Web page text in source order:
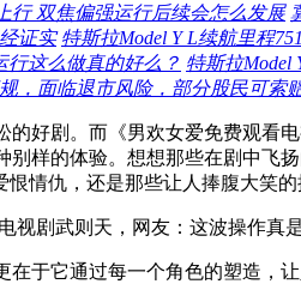
行 双焦偏强运行后续会怎么发展
证实 特斯拉Model Y L续航里程
行这么做真的好么？ 特斯拉Model
，面临退市风险，部分股民可索
好剧。而《男欢女爱免费观看
样的体验。想想那些在剧中飞
情仇，还是那些让人捧腹大笑
于它通过每一个角色的塑造